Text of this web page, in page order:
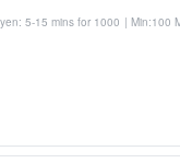
5-15 mins for 1000 | Min:100